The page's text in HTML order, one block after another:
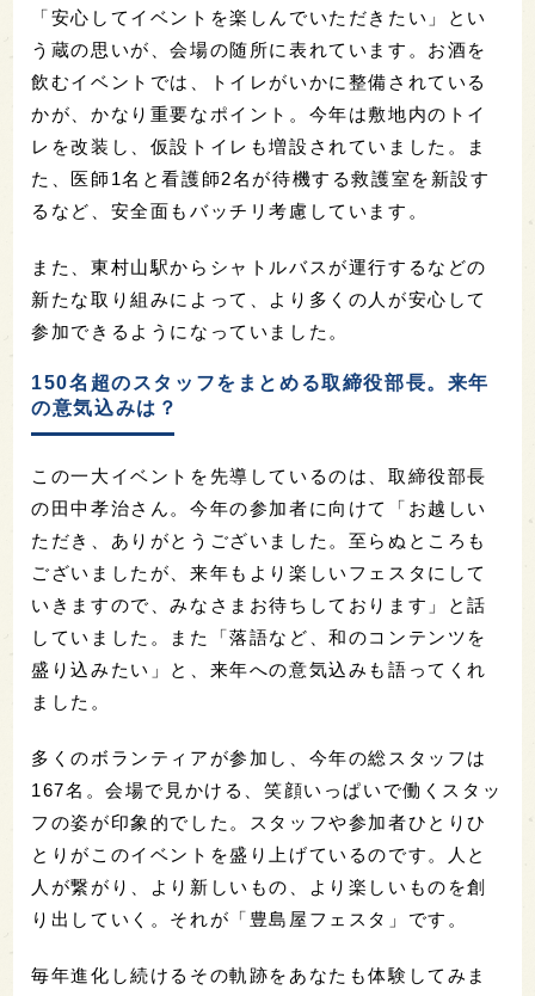
「安心してイベントを楽しんでいただきたい」とい
う蔵の思いが、会場の随所に表れています。お酒を
飲むイベントでは、トイレがいかに整備されている
かが、かなり重要なポイント。今年は敷地内のトイ
レを改装し、仮設トイレも増設されていました。ま
た、医師1名と看護師2名が待機する救護室を新設す
るなど、安全面もバッチリ考慮しています。
また、東村山駅からシャトルバスが運行するなどの
新たな取り組みによって、より多くの人が安心して
参加できるようになっていました。
150名超のスタッフをまとめる取締役部長。来年
の意気込みは？
この一大イベントを先導しているのは、取締役部長
の田中孝治さん。今年の参加者に向けて「お越しい
ただき、ありがとうございました。至らぬところも
ございましたが、来年もより楽しいフェスタにして
いきますので、みなさまお待ちしております」と話
していました。また「落語など、和のコンテンツを
盛り込みたい」と、来年への意気込みも語ってくれ
ました。
多くのボランティアが参加し、今年の総スタッフは
167名。会場で見かける、笑顔いっぱいで働くスタッ
フの姿が印象的でした。スタッフや参加者ひとりひ
とりがこのイベントを盛り上げているのです。人と
人が繋がり、より新しいもの、より楽しいものを創
り出していく。それが「豊島屋フェスタ」です。
毎年進化し続けるその軌跡をあなたも体験してみま